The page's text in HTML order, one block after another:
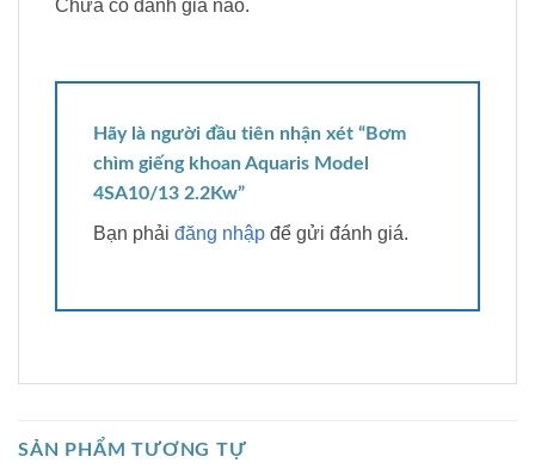
Chưa có đánh giá nào.
Hãy là người đầu tiên nhận xét “Bơm
chìm giếng khoan Aquaris Model
4SA10/13 2.2Kw”
Bạn phải đăng nhập để gửi đánh giá.
SẢN PHẨM TƯƠNG TỰ